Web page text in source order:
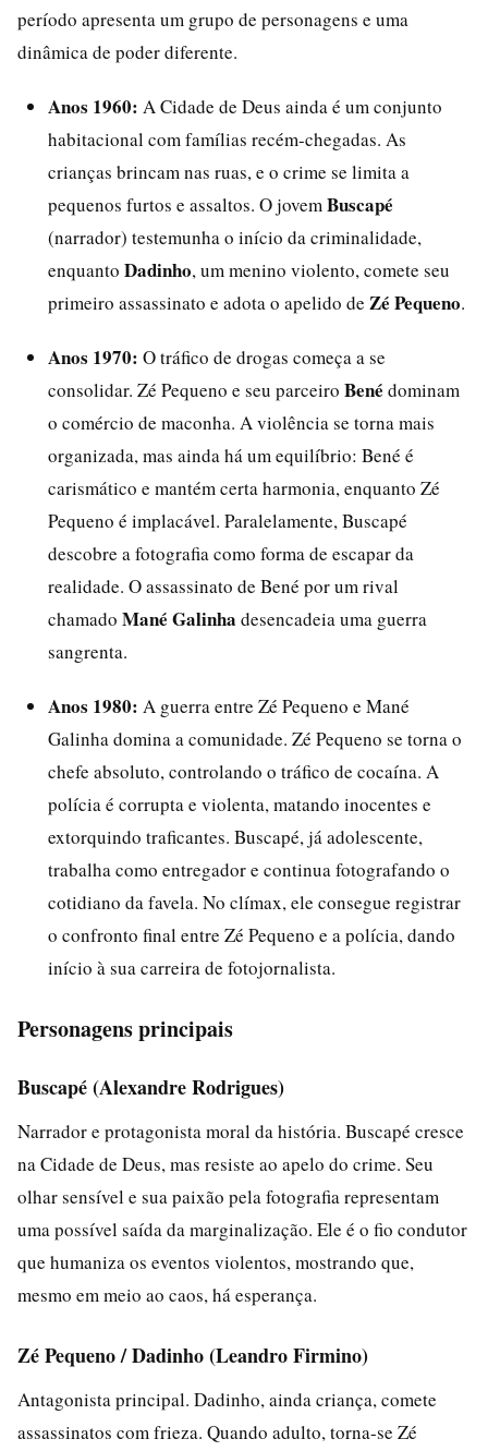
período apresenta um grupo de personagens e uma
dinâmica de poder diferente.
Anos 1960: A Cidade de Deus ainda é um conjunto
habitacional com famílias recém-chegadas. As
crianças brincam nas ruas, e o crime se limita a
pequenos furtos e assaltos. O jovem Buscapé
(narrador) testemunha o início da criminalidade,
enquanto Dadinho, um menino violento, comete seu
primeiro assassinato e adota o apelido de Zé Pequeno.
Anos 1970: O tráfico de drogas começa a se
consolidar. Zé Pequeno e seu parceiro Bené dominam
o comércio de maconha. A violência se torna mais
organizada, mas ainda há um equilíbrio: Bené é
carismático e mantém certa harmonia, enquanto Zé
Pequeno é implacável. Paralelamente, Buscapé
descobre a fotografia como forma de escapar da
realidade. O assassinato de Bené por um rival
chamado Mané Galinha desencadeia uma guerra
sangrenta.
Anos 1980: A guerra entre Zé Pequeno e Mané
Galinha domina a comunidade. Zé Pequeno se torna o
chefe absoluto, controlando o tráfico de cocaína. A
polícia é corrupta e violenta, matando inocentes e
extorquindo traficantes. Buscapé, já adolescente,
trabalha como entregador e continua fotografando o
cotidiano da favela. No clímax, ele consegue registrar
o confronto final entre Zé Pequeno e a polícia, dando
início à sua carreira de fotojornalista.
Personagens principais
Buscapé (Alexandre Rodrigues)
Narrador e protagonista moral da história. Buscapé cresce
na Cidade de Deus, mas resiste ao apelo do crime. Seu
olhar sensível e sua paixão pela fotografia representam
uma possível saída da marginalização. Ele é o fio condutor
que humaniza os eventos violentos, mostrando que,
mesmo em meio ao caos, há esperança.
Zé Pequeno / Dadinho (Leandro Firmino)
Antagonista principal. Dadinho, ainda criança, comete
assassinatos com frieza. Quando adulto, torna-se Zé